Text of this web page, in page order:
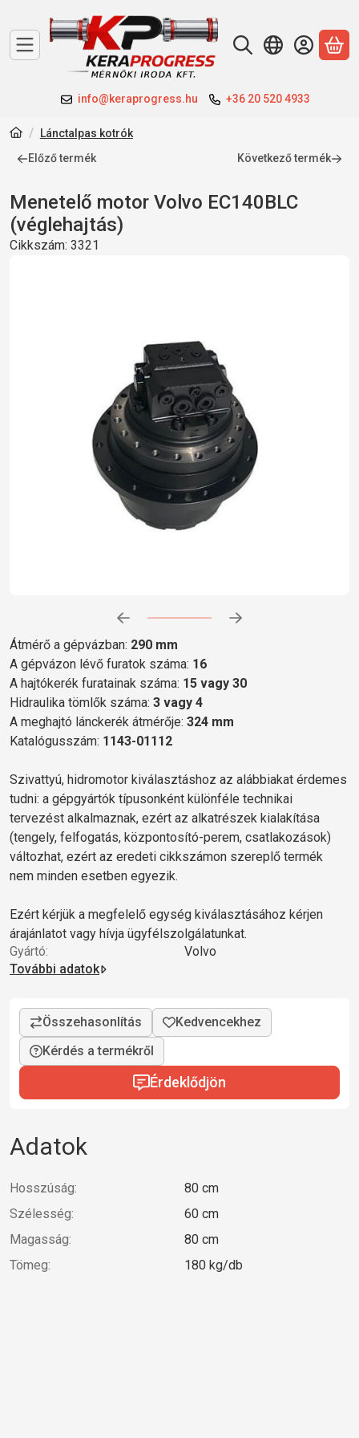
info@keraprogress.hu +36 20 520 4933
A
Lánctalpas kotrók
Előző termék
Következő termék
Menetelő motor Volvo EC140BLC
(véglehajtás)
Cikkszám: 3321
Átmérő a gépvázban: 290 mm
A gépvázon lévő furatok száma: 16
A hajtókerék furatainak száma: 15 vagy 30
Hidraulika tömlők száma: 3 vagy 4
A meghajtó lánckerék átmérője: 324 mm
Katalógusszám: 1143-01112
Szivattyú, hidromotor kiválasztáshoz az alábbiakat érdemes
tudni: a gépgyártók típusonként különféle technikai
tervezést alkalmaznak, ezért az alkatrészek kialakítása
(tengely, felfogatás, központosító-perem, csatlakozások)
változhat, ezért az eredeti cikkszámon szereplő termék
nem minden esetben egyezik.
Ezért kérjük a megfelelő egység kiválasztásához kérjen
árajánlatot vagy hívja ügyfélszolgálatunkat.
Gyártó:
Volvo
További adatok
Kérdés a termékről
Érdeklődjön
Adatok
Hosszúság:
80 cm
Szélesség:
60 cm
Magasság:
80 cm
Tömeg:
180 kg/db